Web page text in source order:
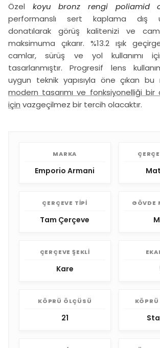
Özel koyu bronz rengi poliamid
performanslı sert kaplama dış
donatılarak görüş kalitenizi ve cam
maksimuma çıkarır. %13.2 ışık
camlar, sürüş ve yol kullanımı
tasarlanmıştır. Progresif lens
uygun teknik yapısıyla öne çıkan bu
modern tasarımı ve fonksiyonelliği
için vazgeçilmez bir tercih olacaktır.
MARKA
Emporio Armani
ÇERÇEVE TIPI
Tam Çerçeve
GÖVDE
ÇERÇEVE ŞEKLI
Kare
KÖPRÜ ÖLÇÜSÜ
21